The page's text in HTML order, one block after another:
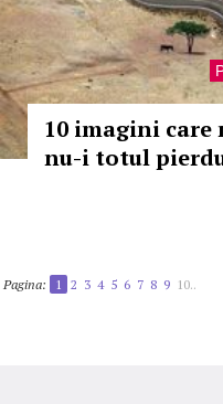
10 imagini care
nu-i totul
Pagina: 1 2 3 4 5 6 7 8 9 10..